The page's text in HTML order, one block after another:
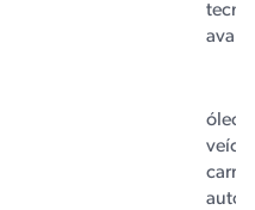
óleo
carro